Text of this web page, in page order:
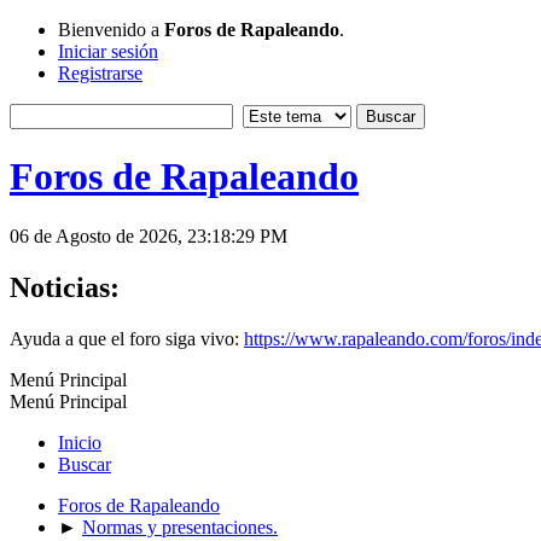
Bienvenido a Foros de Rapaleando.
Iniciar sesión
Registrarse
Foros de Rapaleando
06 de Agosto de 2026, 23:18:29 PM
Noticias:
Ayuda a que el foro siga vivo: https://www.rapaleando.com/foros/
Menú Principal
Menú Principal
Inicio
Buscar
Foros de Rapaleando
► Normas y presentaciones.